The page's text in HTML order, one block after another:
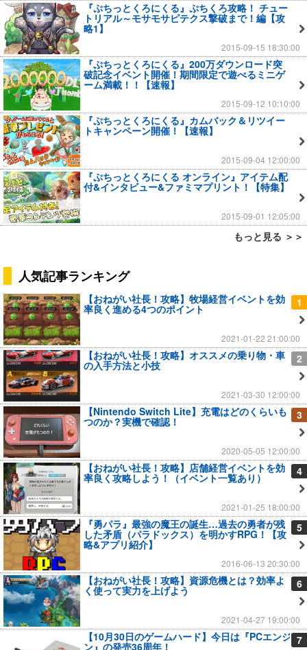
『ぷちっとくろにくる』ぷちくろ攻略！ チュー
トリアル～モサモサピテクス撃破まで！編【攻
略1】
2015-09-15 18:30:00
『ぷちっとくろにくる』200万ダウンロード突
破記念イベント開催！期間限定で遊べるミニゲ
ーム満載！！【速報】
2015-09-12 10:10:00
『ぷちっとくろにくる』カムバック＆リツイー
トキャンペーン開催！【速報】
2015-09-04 12:00:00
『ぷちっとくろにくる オンライン』アイテム配
付&インタビュー&ファミマプリント！【特集】
2015-09-01 12:05:00
もっと見る ＞＞
人気記事ランキング
1
【おねがい社長！攻略】牧場経営イベントを効
率良く進める4つのポイント
2021-01-22 21:00:00
2
【おねがい社長！攻略】オススメの乗り物・車
の入手方法と小技
2021-03-30 12:00:00
3
【Nintendo Switch Lite】充電はどのくらいも
つのか？実機で確認！
2020-05-05 12:00:00
4
【おねがい社長！攻略】店舗経営イベントを効
率良く攻略しよう！（イベント一覧あり）
2021-01-25 18:00:00
5
『勇パラ』最強の魔王の誕生…過去の勇者が残
した矛盾（パラドックス）を明かすRPG！【攻
略&アプリ紹介】
2016-06-13 20:30:00
6
【おねがい社長！攻略】資源危機とは？効率よ
く使って実力を上げよう
2021-04-27 19:00:00
7
【10月30日のゲームハード】今日は『PCエンジ
ン』の発売36周年！